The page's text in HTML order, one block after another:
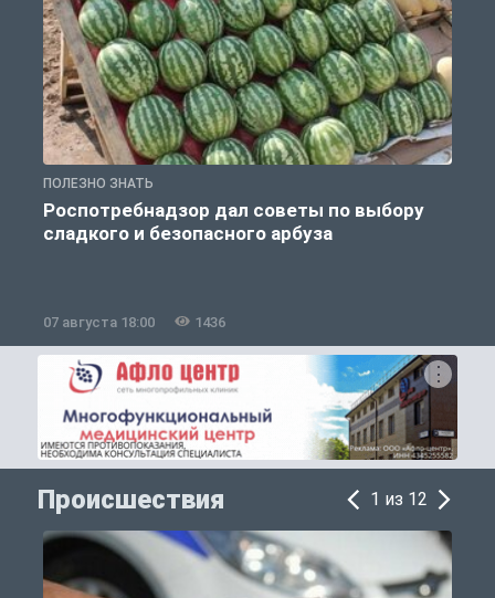
ПОЛЕЗНО ЗНАТЬ
Роспотребнадзор дал советы по выбору
сладкого и безопасного арбуза
07 августа 18:00 1436
Происшествия 1 из 12